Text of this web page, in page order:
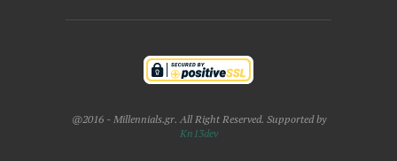
@2016 - Millennials.gr. All Right Reserved. Supported by
Kn13dev